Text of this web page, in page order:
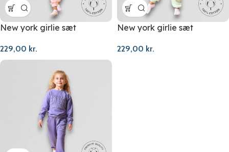
New york girlie sæt
229,00 kr.
New york girlie sæt
229,00 kr.